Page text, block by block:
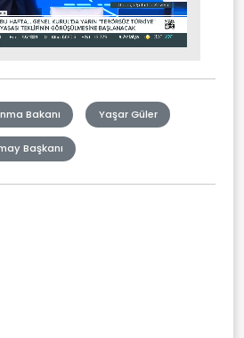
Bakanı Yaşar Güler
Başkanı